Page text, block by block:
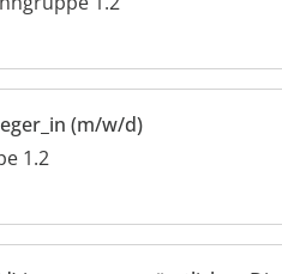
(m/w/d)
1.2